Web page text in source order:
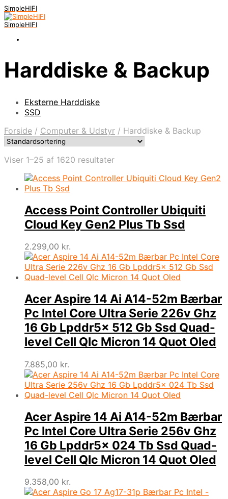
SimpleHIFI
SimpleHIFI
Harddiske & Backup
Eksterne Harddiske
SSD
Forside / Computer & Udstyr / Harddiske & Backup
Viser 1–25 af 1620 resultater
Access Point Controller Ubiquiti
Cloud Key Gen2 Plus Tb Ssd
2.299,00 kr.
Acer Aspire 14 Ai A14-52m Bærbar
Pc Intel Core Ultra Serie 226v Ghz
16 Gb Lpddr5x 512 Gb Ssd Quad-
level Cell Qlc Micron 14 Quot Oled
7.885,00 kr.
Acer Aspire 14 Ai A14-52m Bærbar
Pc Intel Core Ultra Serie 256v Ghz
16 Gb Lpddr5x 024 Tb Ssd Quad-
level Cell Qlc Micron 14 Quot Oled
9.358,00 kr.